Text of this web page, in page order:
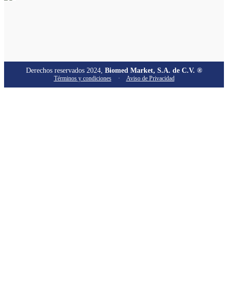
Derechos reservados 2024, Biomed Market, S.A. de C.V. ®
Términos y condiciones · Aviso de Privacidad